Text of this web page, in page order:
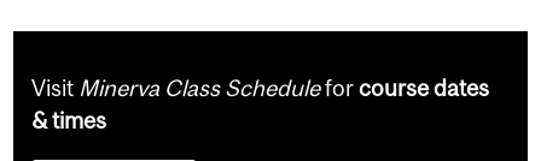
Visit Minerva Class Scheduleforcourse dates
& times